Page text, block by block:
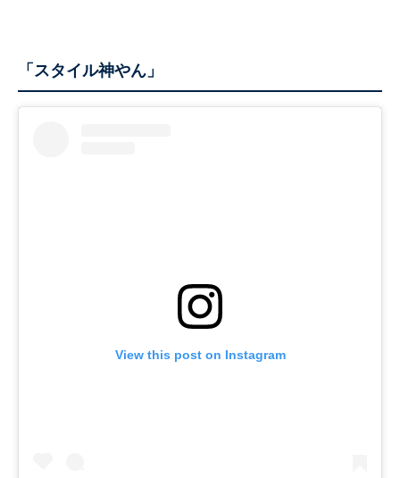
「スタイル神やん」
View this post on Instagram